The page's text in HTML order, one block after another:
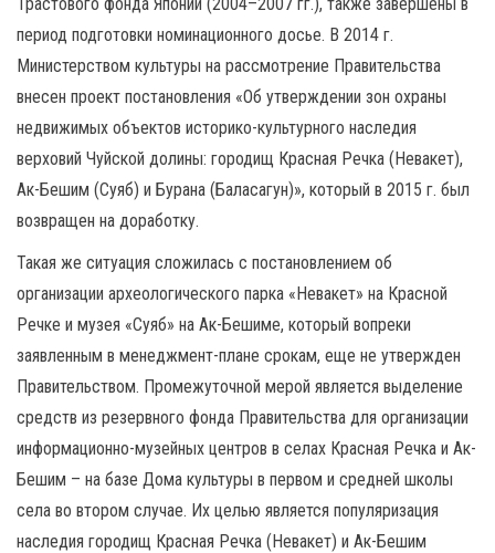
период подготовки номинационного досье. В 2014 г.
Министерством культуры на рассмотрение Правительства
внесен проект постановления «Об утверждении зон охраны
недвижимых объектов историко-культурного наследия
верховий Чуйской долины: городищ Красная Речка (Невакет),
Ак-Бешим (Суяб) и Бурана (Баласагун)», который в 2015 г. был
возвращен на доработку.
Такая же ситуация сложилась с постановлением об
организации археологического парка «Невакет» на Красной
Речке и музея «Суяб» на Ак-Бешиме, который вопреки
заявленным в менеджмент-плане срокам, еще не утвержден
Правительством. Промежуточной мерой является выделение
средств из резервного фонда Правительства для организации
информационно-музейных центров в селах Красная Речка и Ак-
Бешим – на базе Дома культуры в первом и средней школы
села во втором случае. Их целью является популяризация
наследия городищ Красная Речка (Невакет) и Ак-Бешим